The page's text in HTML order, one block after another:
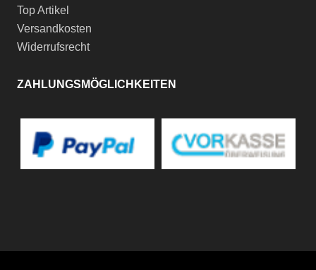
Top Artikel
Versandkosten
Widerrufsrecht
ZAHLUNGSMÖGLICHKEITEN